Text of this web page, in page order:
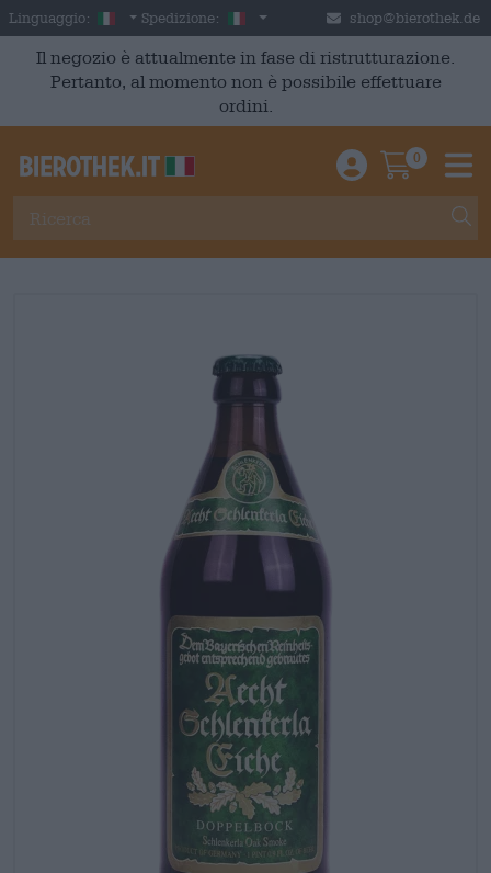
Skip to main content
Linguaggio: Italian
Spedizione: Italia shop@bierothek.de
Il negozio è attualmente in fase di ristrutturazione.
Pertanto, al momento non è possibile effettuare
ordini.
Einloggen /
0